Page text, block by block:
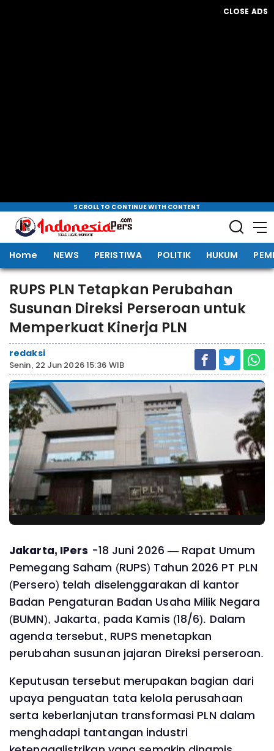
CLOSE ADS
SCROLL TO CONTINUE WITH CONTENT
Home NEWS PERISTIWA POLITIK HUKUM
RUPS PLN Tetapkan Perubahan
Susunan Direksi Perseroan untuk
Memperkuat Kinerja PLN
redaksi
Senin, 22 Jun 2026 15:36 WIB
Jakarta, IPers -18 Juni 2026 — Rapat Umum
Pemegang Saham (RUPS) Tahun 2026 PT PLN
(Persero) telah diselenggarakan di kantor
Badan Pengaturan Badan Usaha Milik Negara
(BUMN), Jakarta, pada Kamis (18/6). Dalam
agenda tersebut, RUPS menetapkan
perubahan susunan jajaran Direksi perseroan.
Keputusan tersebut merupakan bagian dari
upaya penguatan tata kelola perusahaan
serta keberlanjutan transformasi PLN dalam
menghadapi tantangan industri